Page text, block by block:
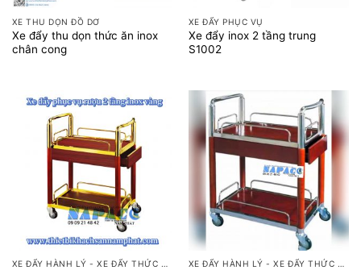
XE THU DỌN ĐỒ DƠ
Xe đẩy thu dọn thức ăn inox
chân cong
XE ĐẨY PHỤC VỤ
Xe đẩy inox 2 tầng trung
S1002
XE ĐẨY HÀNH LÝ - XE ĐẨY THỨC ĂN XE ĐẨY HÀNH LÝ - XE ĐẨY THỨC ĂN